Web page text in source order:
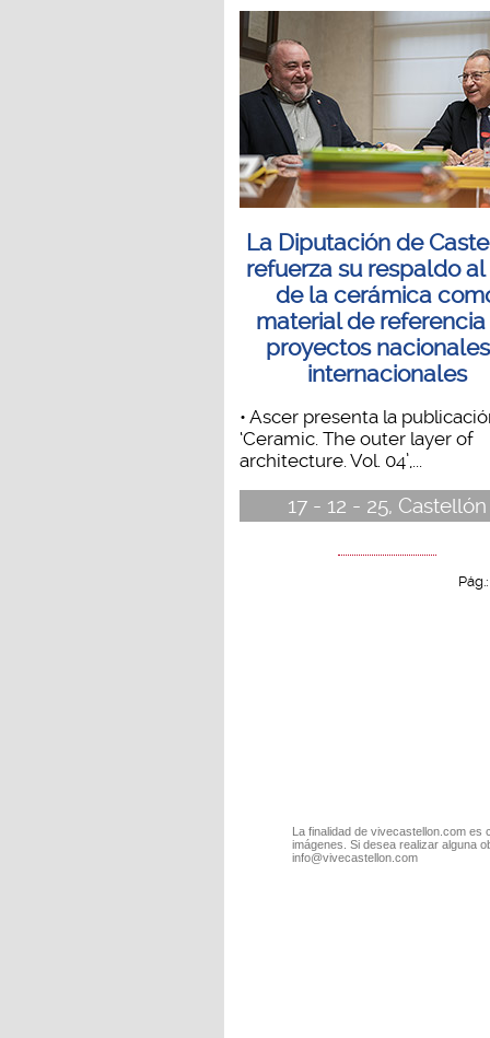
La Diputación de
refuerza su respaldo al
de la cerámica
material de referencia
proyectos
internacionales
• Ascer presenta la
‘Ceramic. The outer layer of
architecture. Vol. 04’,...
17 - 12 - 25, Castellón
La finalidad de vivecastellon.com
imágenes. Si desea realizar alguna
info@vivecastellon.com